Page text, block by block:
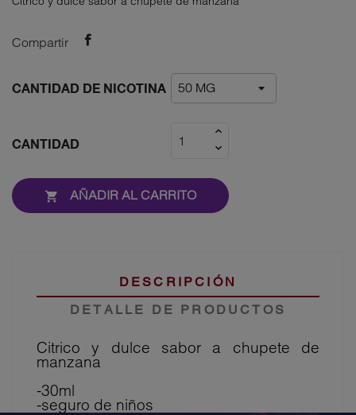
Compartir
CANTIDAD DE NICOTINA
CANTIDAD
 AÑADIR AL CARRITO
DESCRIPCIÓN
DETALLE DE PRODUCTOS
Citrico y dulce sabor a chupete de
manzana
-30ml
-seguro de niños